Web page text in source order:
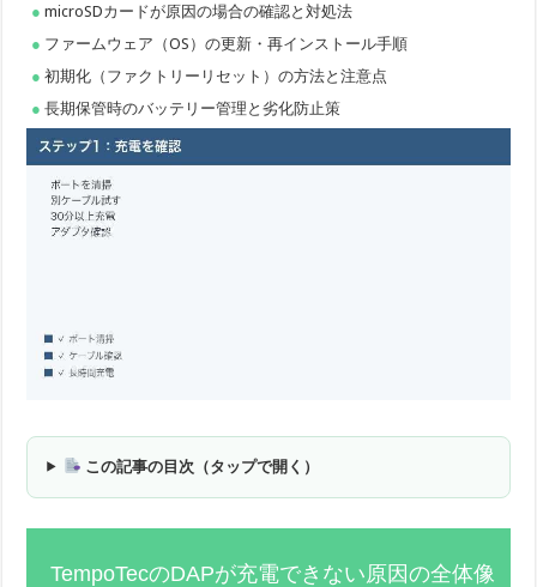
microSDカードが原因の場合の確認と対処法
ファームウェア（OS）の更新・再インストール手順
初期化（ファクトリーリセット）の方法と注意点
長期保管時のバッテリー管理と劣化防止策
この記事の目次（タップで開く）
TempoTecのDAPが充電できない原因の全体像